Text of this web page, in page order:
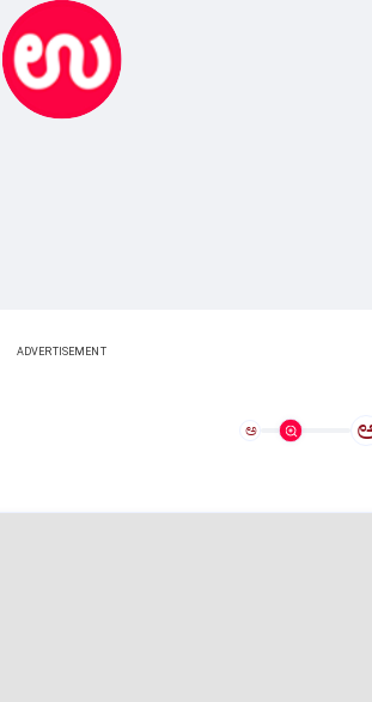
ADVERTISEMENT
ಅ